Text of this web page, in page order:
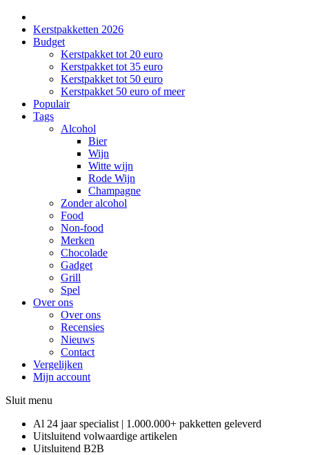
Kerstpakketten 2026
Budget
Kerstpakket tot 20 euro
Kerstpakket tot 35 euro
Kerstpakket tot 50 euro
Kerstpakket 50 euro of meer
Populair
Tags
Alcohol
Bier
Wijn
Witte wijn
Rode Wijn
Champagne
Zonder alcohol
Food
Non-food
Merken
Chocolade
Gadget
Grill
Spel
Over ons
Over ons
Recensies
Nieuws
Contact
Vergelijken
Mijn account
Sluit menu
Al 24 jaar specialist | 1.000.000+ pakketten geleverd
Uitsluitend volwaardige artikelen
Uitsluitend B2B